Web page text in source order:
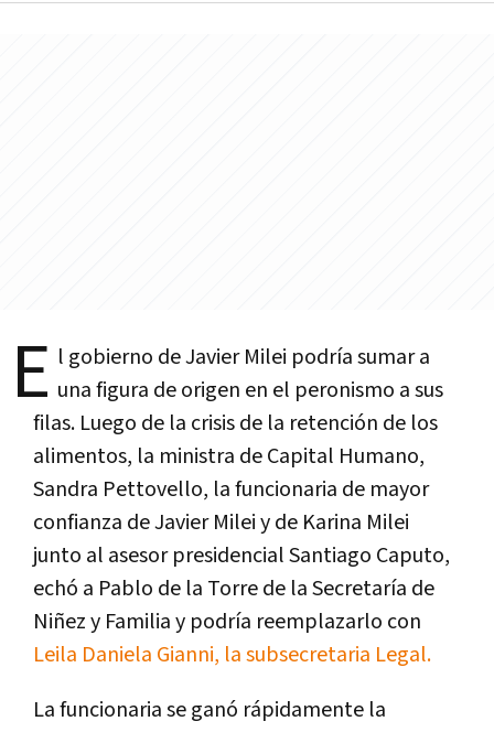
E l gobierno de Javier Milei podría sumar a
una figura de origen en el peronismo a sus
filas. Luego de la crisis de la retención de los
alimentos, la ministra de Capital Humano,
Sandra Pettovello, la funcionaria de mayor
confianza de Javier Milei y de Karina Milei
junto al asesor presidencial Santiago Caputo,
echó a Pablo de la Torre de la Secretaría de
Niñez y Familia y podría reemplazarlo con
Leila Daniela Gianni, la subsecretaria Legal.
La funcionaria se ganó rápidamente la